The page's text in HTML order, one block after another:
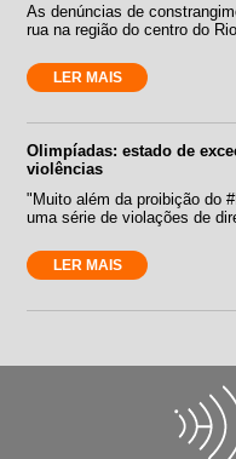
As denúncias de
rua na região do centro do
LER MAIS
Olimpíadas: estado de
violências
"Muito além da proibição do
uma série de violações de
LER MAIS